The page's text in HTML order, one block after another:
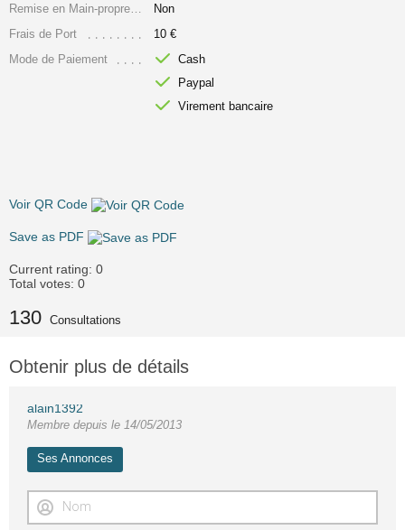
Non
Frais de Port
10 €
Mode de Paiement
Cash
Paypal
Virement bancaire
Voir QR Code
Save as PDF
Current rating: 0
Total votes: 0
130 Consultations
Obtenir plus de détails
alain1392
Membre depuis le 14/05/2013
Ses Annonces